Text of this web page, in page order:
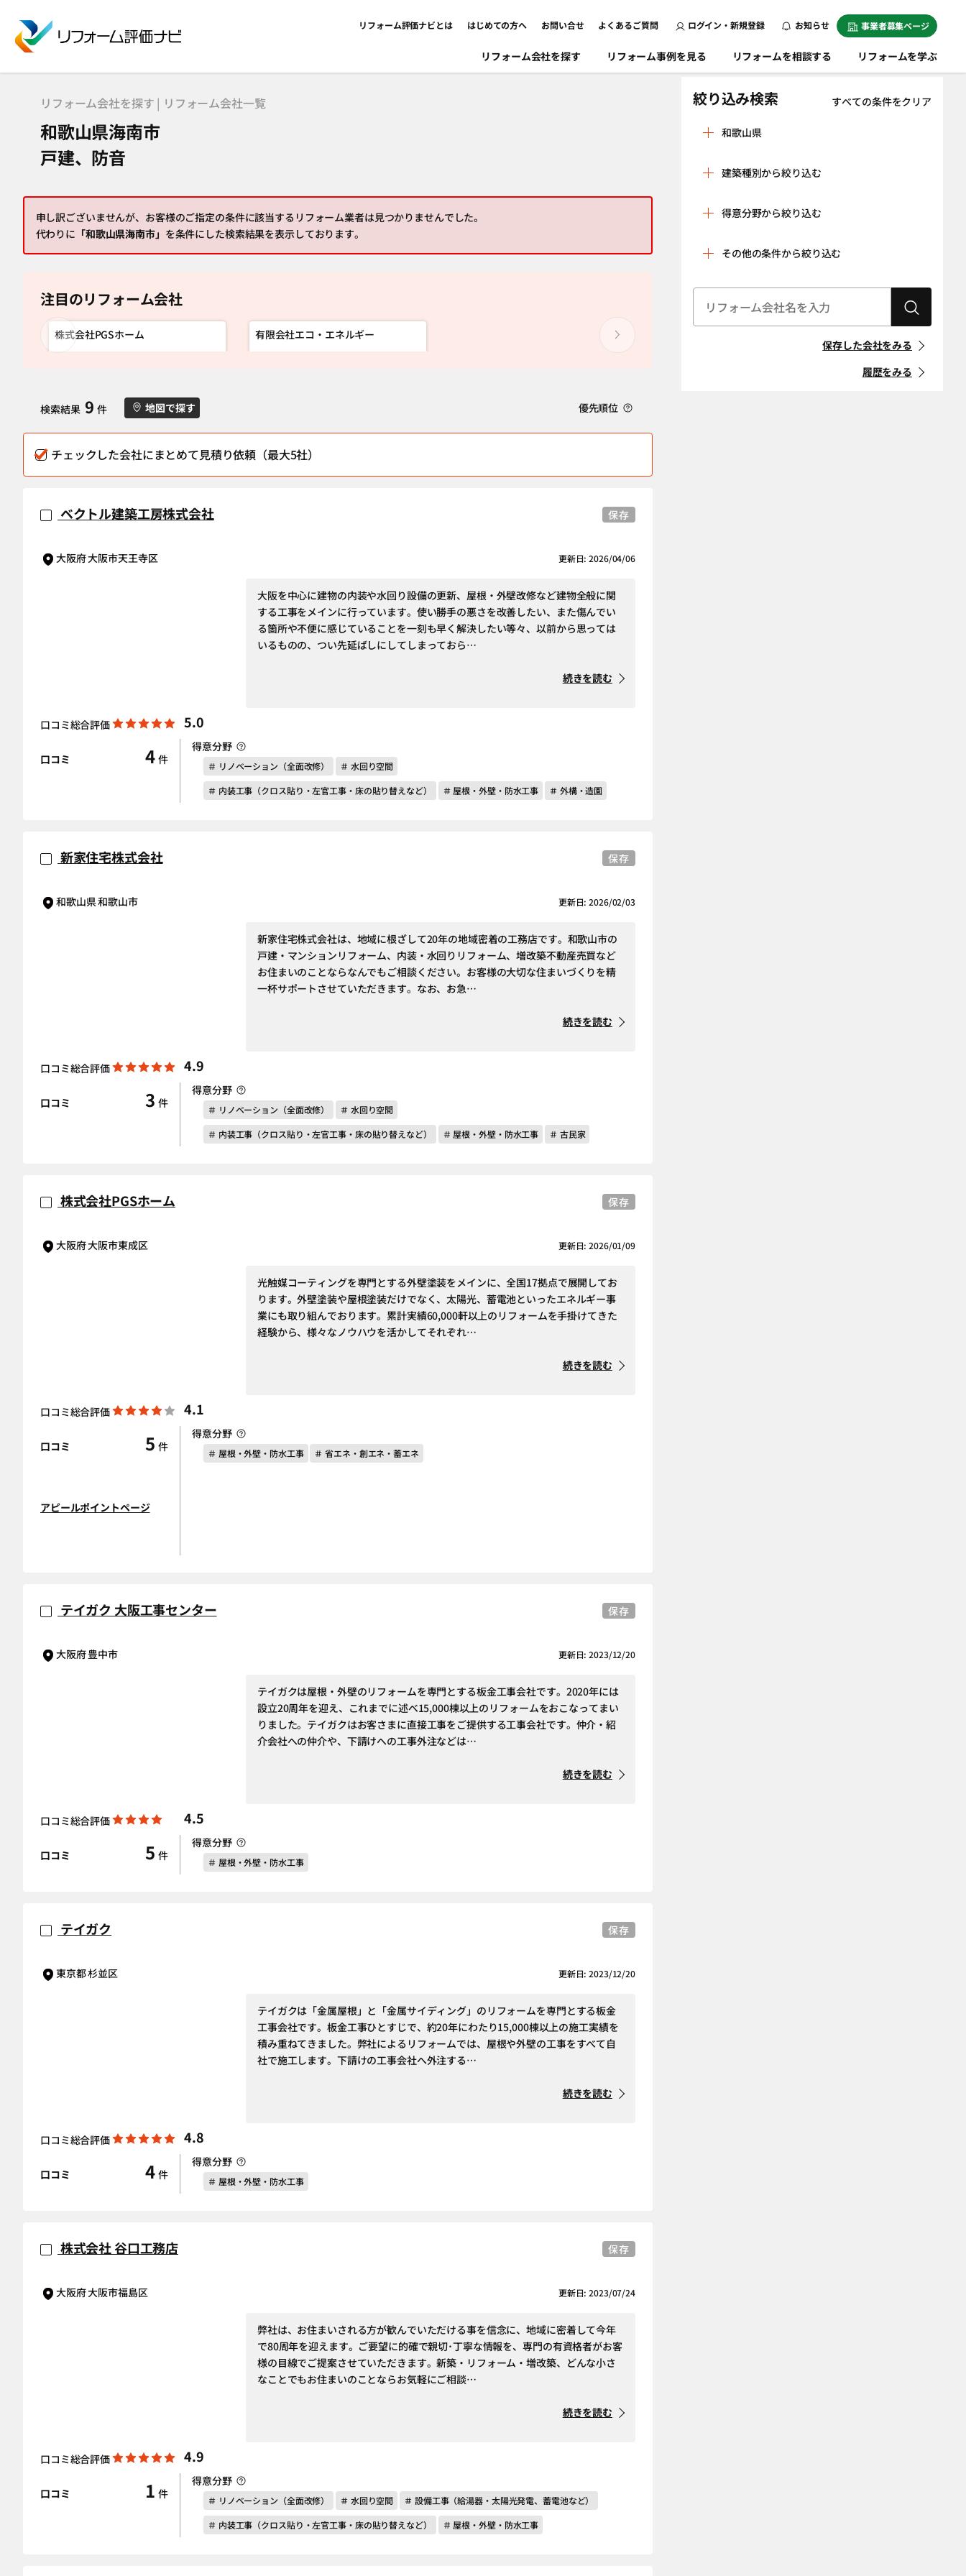
リフォーム評価ナビとは はじめての方へ お問い合せ よくあるご質問 ログイン・新規登録 お知らせ 事業者募集ページ
リフォーム会社を探す リフォーム事例を見る リフォームを相談する リフォームを学ぶ
リフォーム会社を探す | リフォーム会社一覧
和歌山県海南市
戸建、防音
申し訳ございませんが、お客様のご指定の条件に該当するリフォーム業者は見つかりませんでした。
代わりに 「和歌山県海南市」 を条件にした検索結果を表示しております。
注目のリフォーム会社
株式会社PGSホーム 有限会社エコ・エネルギー
検索結果 9 件 地図で探す 優先順位
チェックした会社にまとめて見積り依頼（最大5社）
ベクトル建築工房株式会社
大阪府 大阪市天王寺区 更新日: 2026/04/06
大阪を中心に建物の内装や水回り設備の更新、屋根・外壁改修など建物全般に関
する工事をメインに行っています。使い勝手の悪さを改善したい、また傷んでい
る箇所や不便に感じていることを一刻も早く解決したい等々、以前から思っては
いるものの、つい先延ばしにしてしまっておら…
続きを読む
口コミ総合評価 5.0
口コミ 4 件
得意分野
＃ リノベーション（全面改修）
＃ 水回り空間
＃ 内装工事（クロス貼り・左官工事・床の貼り替えなど）
＃ 屋根・外壁・防水工事 ＃ 外構・造園
保存
新家住宅株式会社
和歌山県 和歌山市 更新日: 2026/02/03
新家住宅株式会社は、地域に根ざして20年の地域密着の工務店です。和歌山市の
戸建・マンションリフォーム、内装・水回りリフォーム、増改築不動産売買など
お住まいのことならなんでもご相談ください。お客様の大切な住まいづくりを精
一杯サポートさせていただきます。なお、お急…
続きを読む
口コミ総合評価 4.9
口コミ 3 件
得意分野
＃ リノベーション（全面改修）
＃ 水回り空間
＃ 内装工事（クロス貼り・左官工事・床の貼り替えなど）
＃ 屋根・外壁・防水工事 ＃ 古民家
保存
株式会社PGSホーム
大阪府 大阪市東成区 更新日: 2026/01/09
光触媒コーティングを専門とする外壁塗装をメインに、全国17拠点で展開してお
ります。外壁塗装や屋根塗装だけでなく、太陽光、蓄電池といったエネルギー事
業にも取り組んでおります。累計実績60,000軒以上のリフォームを手掛けてきた
経験から、様々なノウハウを活かしてそれぞれ…
続きを読む
口コミ総合評価 4.1
口コミ 5 件
アピールポイントページ
得意分野
＃ 屋根・外壁・防水工事 ＃ 省エネ・創エネ・蓄エネ
保存
テイガク 大阪工事センター
大阪府 豊中市 更新日: 2023/12/20
テイガクは屋根・外壁のリフォームを専門とする板金工事会社です。2020年には
設立20周年を迎え、これまでに述べ15,000棟以上のリフォームをおこなってまい
りました。テイガクはお客さまに直接工事をご提供する工事会社です。仲介・紹
介会社への仲介や、下請けへの工事外注などは…
続きを読む
口コミ総合評価 4.5
口コミ 5 件
得意分野
＃ 屋根・外壁・防水工事
保存
テイガク
東京都 杉並区 更新日: 2023/12/20
テイガクは「金属屋根」と「金属サイディング」のリフォームを専門とする板金
工事会社です。板金工事ひとすじで、約20年にわたり15,000棟以上の施工実績を
積み重ねてきました。弊社によるリフォームでは、屋根や外壁の工事をすべて自
社で施工します。下請けの工事会社へ外注する…
続きを読む
口コミ総合評価 4.8
口コミ 4 件
得意分野
＃ 屋根・外壁・防水工事
保存
株式会社 谷口工務店
大阪府 大阪市福島区 更新日: 2023/07/24
弊社は、お住まいされる方が歓んでいただける事を信念に、地域に密着して今年
で80周年を迎えます。ご要望に的確で親切･丁寧な情報を、専門の有資格者がお客
様の目線でご提案させていただきます。新築・リフォーム・増改築、どんな小さ
なことでもお住まいのことならお気軽にご相談…
続きを読む
口コミ総合評価 4.9
口コミ 1 件
得意分野
＃ リノベーション（全面改修） ＃ 水回り空間
＃ 設備工事（給湯器・太陽光発電、蓄電池など）
＃ 内装工事（クロス貼り・左官工事・床の貼り替えなど）
＃ 屋根・外壁・防水工事
保存
絞り込み検索 すべての条件をクリア
和歌山県
伊都郡かつらぎ
町
海草郡紀美野町
海南市
新宮市
西牟婁郡上富田
西牟婁郡白浜町
建築種別から絞り込む
得意分野から絞り込む
（全面改修）
器・太陽光発
ど）
ス貼り・左官工
屋根・外壁・防
外構・造園
材、窓、ガラ
その他の条件から絞り込む
建物状況調査
（インスペク
ション）
耐震診断
登録制度」に登録している事
マークの意味
保存した会社をみる
履歴をみる